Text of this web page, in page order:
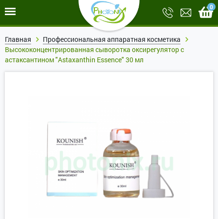
0
Главная
Профессиональная аппаратная косметика
Высококонцентрированная сыворотка оксирегулятор с
астаксантином "Astaxanthin Essence" 30 мл